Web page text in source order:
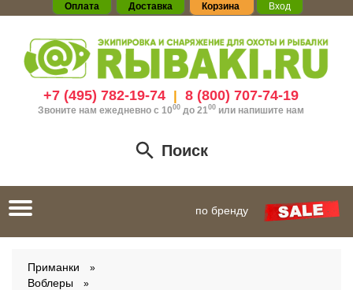
Оплата Доставка Корзина Вход
+7 (495) 782-19-74| 8 (800) 707-74-19
Звоните нам ежедневно с 1000до 21 00 или напишите нам
Поиск
Toggle
navigation
по бренду
Приманки
Воблеры